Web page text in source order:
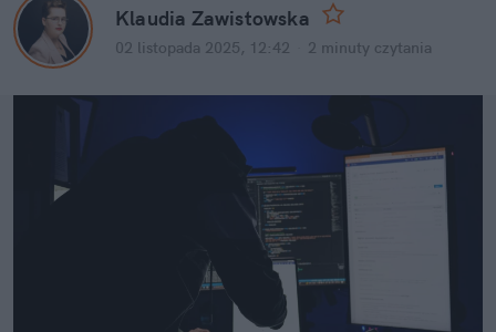
Klaudia Zawistowska
02 listopada 2025, 12:42 2 minuty czytania